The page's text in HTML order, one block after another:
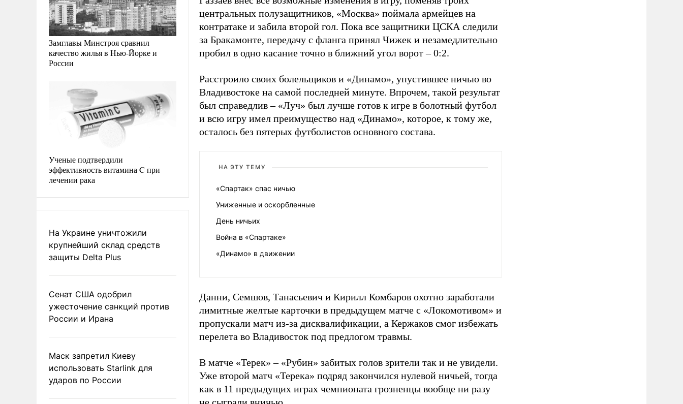
Замглавы Минстроя сравнил
качество жилья в Нью-Йорке и
России
Ученые подтвердили
эффективность витамина C при
лечении рака
На Украине уничтожили
крупнейший склад средств
защиты Delta Plus
Сенат США одобрил
ужесточение санкций против
России и Ирана
Маск запретил Киеву
использовать Starlink для
ударов по России
центральных полузащитников, «Москва» поймала армейцев на
контратаке и забила второй гол. Пока все защитники ЦСКА следили
за Бракамонте, передачу с фланга принял Чижек и незамедлительно
пробил в одно касание точно в ближний угол ворот – 0:2.
Расстроило своих болельщиков и «Динамо», упустившее ничью во
Владивостоке на самой последней минуте. Впрочем, такой результат
был справедлив – «Луч» был лучше готов к игре в болотный футбол
и всю игру имел преимущество над «Динамо», которое, к тому же,
осталось без пятерых футболистов основного состава.
НА ЭТУ ТЕМУ
«Спартак» спас ничью
Униженные и оскорбленные
День ничьих
Война в «Спартаке»
«Динамо» в движении
Данни, Семшов, Танасьевич и Кирилл Комбаров охотно заработали
лимитные желтые карточки в предыдущем матче с «Локомотивом» и
пропускали матч из-за дисквалификации, а Кержаков смог избежать
перелета во Владивосток под предлогом травмы.
В матче «Терек» – «Рубин» забитых голов зрители так и не увидели.
Уже второй матч «Терека» подряд закончился нулевой ничьей, тогда
как в 11 предыдущих играх чемпионата грозненцы вообще ни разу